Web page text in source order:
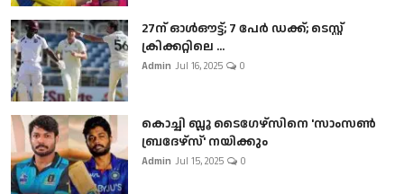
27ന് ഓൾഔട്ട്; 7 പേർ ഡക്ക്; ടെസ്റ്റ്
ക്രിക്കറ്റിലെ ...
Admin Jul 16, 2025 0
കൊച്ചി ബ്ലൂ ടൈഗേഴ്സിനെ 'സാംസൺ
ബ്രദേഴ്സ്' നയിക്കും
Admin Jul 15, 2025 0